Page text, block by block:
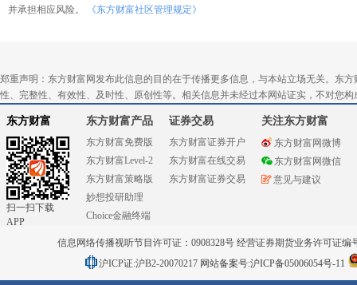
并承担相应风险。
《东方财富社区管理规定》
郑重声明：东方财富网发布此信息的目的在于传播更多信息，与本站立场无关。东
性、完整性、有效性、及时性、原创性等。相关信息并未经过本网站证实，不对您
东方财富
扫一扫下载
APP
东方财富产品
东方财富免费版
东方财富Level-2
东方财富策略版
妙想投研助理
Choice金融终端
证券交易
东方财富证券开户
东方财富在线交易
东方财富证券交易
关注东方财富
东方财富网微博
东方财富网微信
意见与建议
信息网络传播视听节目许可证：0908328号 经营证券期货业务许可证编
沪ICP证:沪B2-20070217 网站备案号:沪ICP备05006054号-11